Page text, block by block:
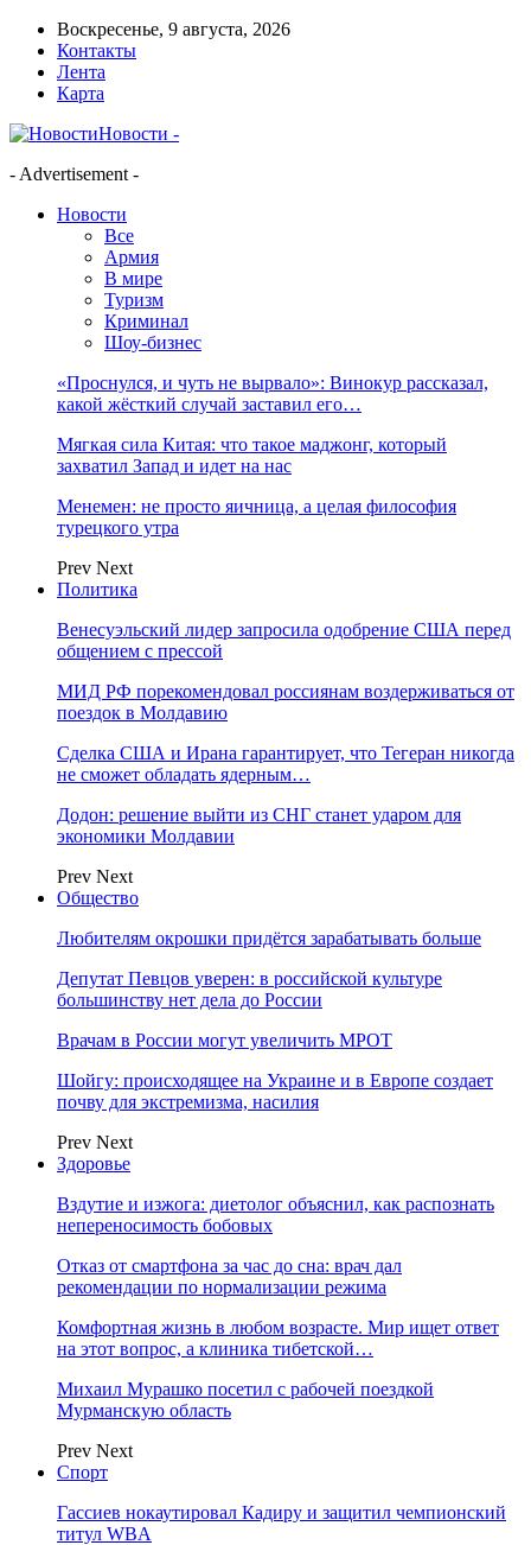
Воскресенье, 9 августа, 2026
Контакты
Лента
Карта
Новости -
- Advertisement -
Новости
Все
Армия
В мире
Туризм
Криминал
Шоу-бизнес
«Проснулся, и чуть не вырвало»: Винокур рассказал,
какой жёсткий случай заставил его…
Мягкая сила Китая: что такое маджонг, который
захватил Запад и идет на нас
Менемен: не просто яичница, а целая философия
турецкого утра
Prev Next
Политика
Венесуэльский лидер запросила одобрение США перед
общением с прессой
МИД РФ порекомендовал россиянам воздерживаться от
поездок в Молдавию
Сделка США и Ирана гарантирует, что Тегеран никогда
не сможет обладать ядерным…
Додон: решение выйти из СНГ станет ударом для
экономики Молдавии
Prev Next
Общество
Любителям окрошки придётся зарабатывать больше
Депутат Певцов уверен: в российской культуре
большинству нет дела до России
Врачам в России могут увеличить МРОТ
Шойгу: происходящее на Украине и в Европе создает
почву для экстремизма, насилия
Prev Next
Здоровье
Вздутие и изжога: диетолог объяснил, как распознать
непереносимость бобовых
Отказ от смартфона за час до сна: врач дал
рекомендации по нормализации режима
Комфортная жизнь в любом возрасте. Мир ищет ответ
на этот вопрос, а клиника тибетской…
Михаил Мурашко посетил с рабочей поездкой
Мурманскую область
Prev Next
Спорт
Гассиев нокаутировал Кадиру и защитил чемпионский
титул WBA